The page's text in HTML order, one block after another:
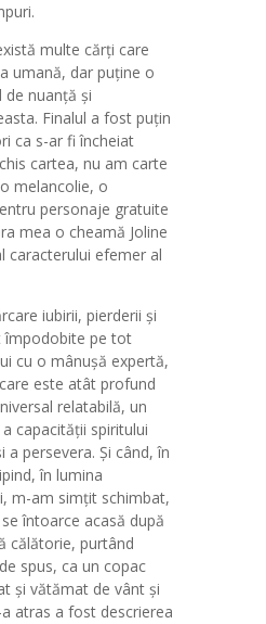
multe cărți care
umană, dar puține o
de nuanță și
Finalul a fost puțin
ca s-ar fi încheiat
cartea, nu am carte
melancolie, o
personaje gratuite
mea o cheamă Joline
caracterului efemer al
iubirii, pierderii și
împodobite pe tot
cu o mânușă expertă,
este atât profund
relatabilă, un
capacității spiritului
a persevera. Și când, în
în lumina
m-am simțit schimbat,
întoarce acasă după
călătorie, purtând
spus, ca un copac
și vătămat de vânt și
atras a fost descrierea